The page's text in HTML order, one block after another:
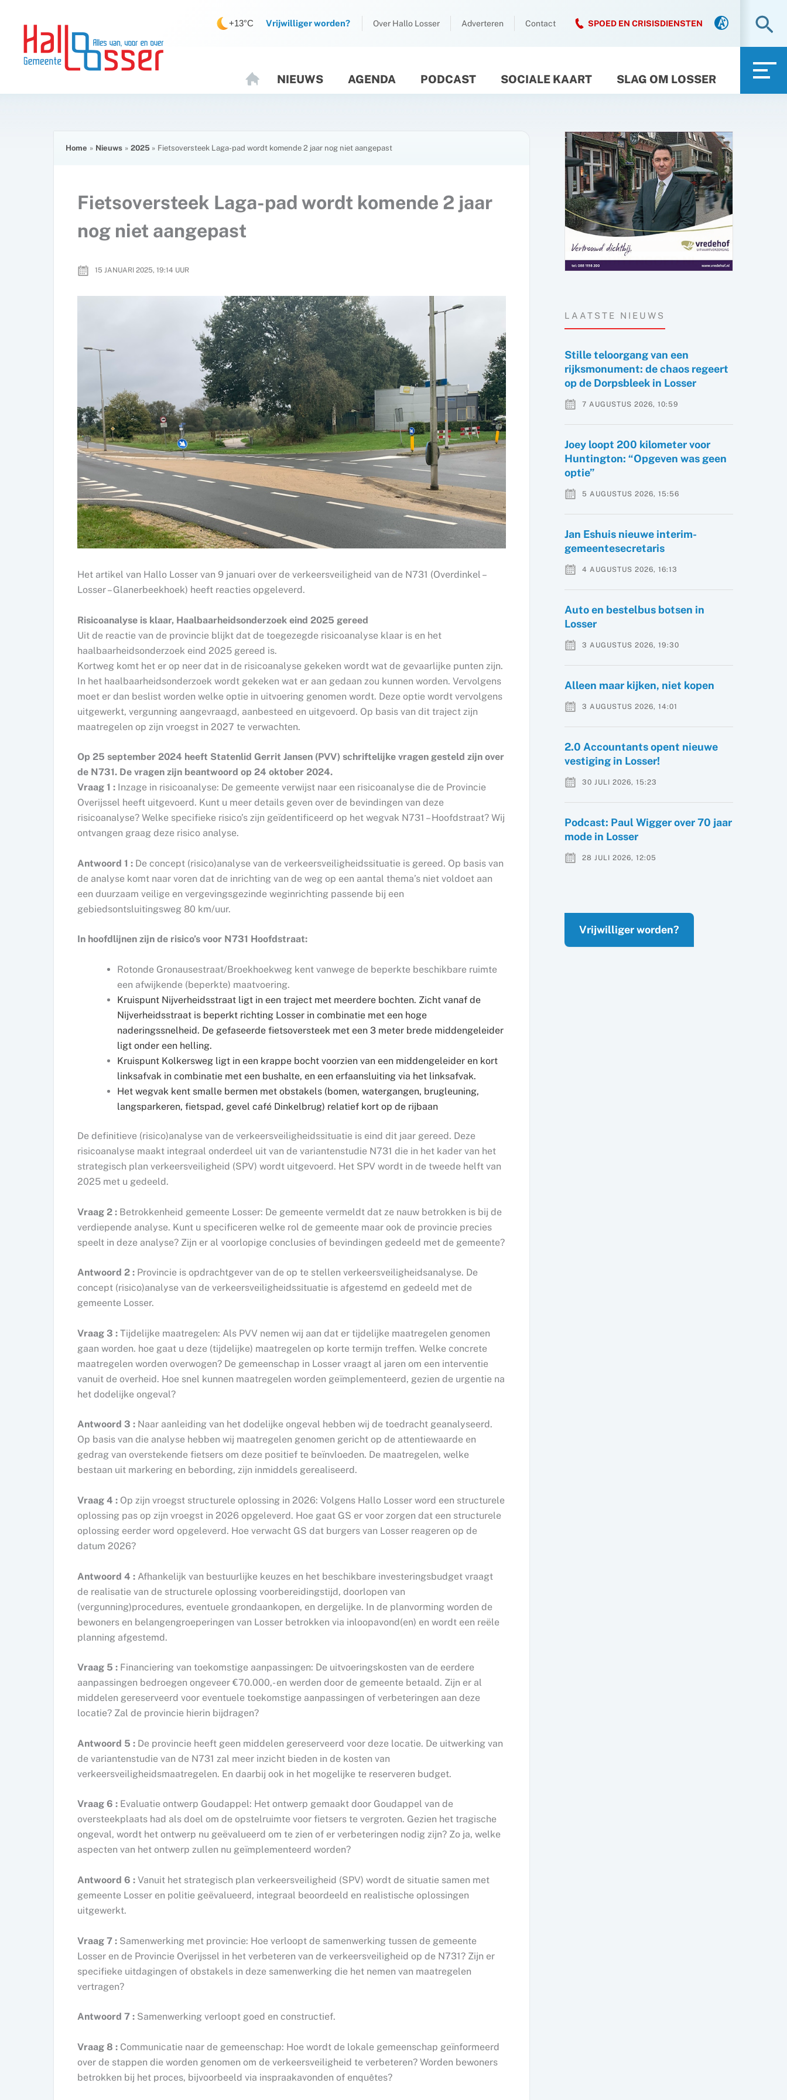
inhoud
inhoud
+13°C Vrijwilliger worden? Over Hallo Losser Adverteren Contact SPOED EN CRISISDIENSTEN
O
M
NIEUWS AGENDA PODCAST SOCIALE KAART SLAG OM LOSSER
Home Nieuws 2025 Fietsoversteek Laga-pad wordt komende 2 jaar nog niet aangepast
Fietsoversteek Laga-pad wordt komende 2 jaar
nog niet aangepast
15 JANUARI 2025, 19:14 UUR
Het artikel van Hallo Losser van 9 januari over de verkeersveiligheid van de N731 (Overdinkel –
Losser – Glanerbeekhoek) heeft reacties opgeleverd.
Risicoanalyse is klaar, Haalbaarheidsonderzoek eind 2025 gereed
Uit de reactie van de provincie blijkt dat de toegezegde risicoanalyse klaar is en het
haalbaarheidsonderzoek eind 2025 gereed is.
Kortweg komt het er op neer dat in de risicoanalyse gekeken wordt wat de gevaarlijke punten zijn.
In het haalbaarheidsonderzoek wordt gekeken wat er aan gedaan zou kunnen worden. Vervolgens
moet er dan beslist worden welke optie in uitvoering genomen wordt. Deze optie wordt vervolgens
uitgewerkt, vergunning aangevraagd, aanbesteed en uitgevoerd. Op basis van dit traject zijn
maatregelen op zijn vroegst in 2027 te verwachten.
Op 25 september 2024 heeft Statenlid Gerrit Jansen (PVV) schriftelijke vragen gesteld zijn over
de N731. De vragen zijn beantwoord op 24 oktober 2024.
Vraag 1 : Inzage in risicoanalyse: De gemeente verwijst naar een risicoanalyse die de Provincie
Overijssel heeft uitgevoerd. Kunt u meer details geven over de bevindingen van deze
risicoanalyse? Welke specifieke risico’s zijn geïdentificeerd op het wegvak N731 – Hoofdstraat? Wij
ontvangen graag deze risico analyse.
Antwoord 1 : De concept (risico)analyse van de verkeersveiligheidssituatie is gereed. Op basis van
de analyse komt naar voren dat de inrichting van de weg op een aantal thema’s niet voldoet aan
een duurzaam veilige en vergevingsgezinde weginrichting passende bij een
gebiedsontsluitingsweg 80 km/uur.
In hoofdlijnen zijn de risico’s voor N731 Hoofdstraat:
Rotonde Gronausestraat/Broekhoekweg kent vanwege de beperkte beschikbare ruimte
een afwijkende (beperkte) maatvoering.
Kruispunt Nijverheidsstraat ligt in een traject met meerdere bochten. Zicht vanaf de
Nijverheidsstraat is beperkt richting Losser in combinatie met een hoge
naderingssnelheid. De gefaseerde fietsoversteek met een 3 meter brede middengeleider
ligt onder een helling.
Kruispunt Kolkersweg ligt in een krappe bocht voorzien van een middengeleider en kort
linksafvak in combinatie met een bushalte, en een erfaansluiting via het linksafvak.
Het wegvak kent smalle bermen met obstakels (bomen, watergangen, brugleuning,
langsparkeren, fietspad, gevel café Dinkelbrug) relatief kort op de rijbaan
De definitieve (risico)analyse van de verkeersveiligheidssituatie is eind dit jaar gereed. Deze
risicoanalyse maakt integraal onderdeel uit van de variantenstudie N731 die in het kader van het
strategisch plan verkeersveiligheid (SPV) wordt uitgevoerd. Het SPV wordt in de tweede helft van
2025 met u gedeeld.
Vraag 2 : Betrokkenheid gemeente Losser: De gemeente vermeldt dat ze nauw betrokken is bij de
verdiepende analyse. Kunt u specificeren welke rol de gemeente maar ook de provincie precies
speelt in deze analyse? Zijn er al voorlopige conclusies of bevindingen gedeeld met de gemeente?
Antwoord 2 : Provincie is opdrachtgever van de op te stellen verkeersveiligheidsanalyse. De
concept (risico)analyse van de verkeersveiligheidssituatie is afgestemd en gedeeld met de
gemeente Losser.
Vraag 3 : Tijdelijke maatregelen: Als PVV nemen wij aan dat er tijdelijke maatregelen genomen
gaan worden. hoe gaat u deze (tijdelijke) maatregelen op korte termijn treffen. Welke concrete
maatregelen worden overwogen? De gemeenschap in Losser vraagt al jaren om een interventie
vanuit de overheid. Hoe snel kunnen maatregelen worden geïmplementeerd, gezien de urgentie na
het dodelijke ongeval?
Antwoord 3 : Naar aanleiding van het dodelijke ongeval hebben wij de toedracht geanalyseerd.
Op basis van die analyse hebben wij maatregelen genomen gericht op de attentiewaarde en
gedrag van overstekende fietsers om deze positief te beïnvloeden. De maatregelen, welke
bestaan uit markering en bebording, zijn inmiddels gerealiseerd.
Vraag 4 : Op zijn vroegst structurele oplossing in 2026: Volgens Hallo Losser word een structurele
oplossing pas op zijn vroegst in 2026 opgeleverd. Hoe gaat GS er voor zorgen dat een structurele
oplossing eerder word opgeleverd. Hoe verwacht GS dat burgers van Losser reageren op de
datum 2026?
Antwoord 4 : Afhankelijk van bestuurlijke keuzes en het beschikbare investeringsbudget vraagt
de realisatie van de structurele oplossing voorbereidingstijd, doorlopen van
(vergunning)procedures, eventuele grondaankopen, en dergelijke. In de planvorming worden de
bewoners en belangengroeperingen van Losser betrokken via inloopavond(en) en wordt een reële
planning afgestemd.
Vraag 5 : Financiering van toekomstige aanpassingen: De uitvoeringskosten van de eerdere
aanpassingen bedroegen ongeveer €70.000,- en werden door de gemeente betaald. Zijn er al
middelen gereserveerd voor eventuele toekomstige aanpassingen of verbeteringen aan deze
locatie? Zal de provincie hierin bijdragen?
Antwoord 5 : De provincie heeft geen middelen gereserveerd voor deze locatie. De uitwerking van
de variantenstudie van de N731 zal meer inzicht bieden in de kosten van
verkeersveiligheidsmaatregelen. En daarbij ook in het mogelijke te reserveren budget.
Vraag 6 : Evaluatie ontwerp Goudappel: Het ontwerp gemaakt door Goudappel van de
oversteekplaats had als doel om de opstelruimte voor fietsers te vergroten. Gezien het tragische
ongeval, wordt het ontwerp nu geëvalueerd om te zien of er verbeteringen nodig zijn? Zo ja, welke
aspecten van het ontwerp zullen nu geïmplementeerd worden?
Antwoord 6 : Vanuit het strategisch plan verkeersveiligheid (SPV) wordt de situatie samen met
gemeente Losser en politie geëvalueerd, integraal beoordeeld en realistische oplossingen
uitgewerkt.
Vraag 7 : Samenwerking met provincie: Hoe verloopt de samenwerking tussen de gemeente
Losser en de Provincie Overijssel in het verbeteren van de verkeersveiligheid op de N731? Zijn er
specifieke uitdagingen of obstakels in deze samenwerking die het nemen van maatregelen
vertragen?
Antwoord 7 : Samenwerking verloopt goed en constructief.
Vraag 8 : Communicatie naar de gemeenschap: Hoe wordt de lokale gemeenschap geïnformeerd
over de stappen die worden genomen om de verkeersveiligheid te verbeteren? Worden bewoners
betrokken bij het proces, bijvoorbeeld via inspraakavonden of enquêtes?
LAATSTE NIEUWS
Stille teloorgang van een
rijksmonument: de chaos regeert
op de Dorpsbleek in Losser
7 AUGUSTUS 2026, 10:59
Joey loopt 200 kilometer voor
Huntington: “Opgeven was geen
optie”
5 AUGUSTUS 2026, 15:56
Jan Eshuis nieuwe interim-
gemeentesecretaris
4 AUGUSTUS 2026, 16:13
Auto en bestelbus botsen in
Losser
3 AUGUSTUS 2026, 19:30
Alleen maar kijken, niet kopen
3 AUGUSTUS 2026, 14:01
2.0 Accountants opent nieuwe
vestiging in Losser!
30 JULI 2026, 15:23
Podcast: Paul Wigger over 70 jaar
mode in Losser
28 JULI 2026, 12:05
Vrijwilliger worden?